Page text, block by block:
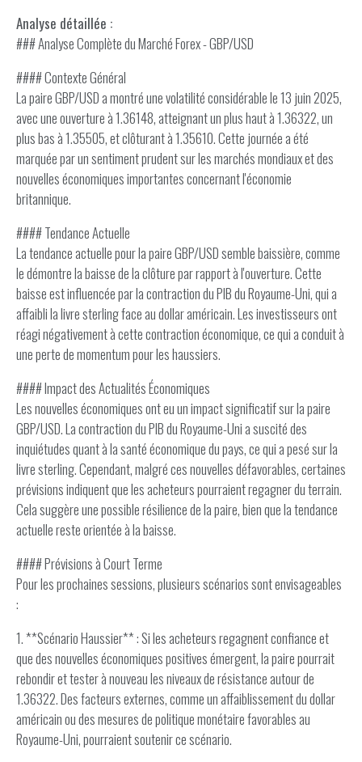
Analyse détaillée :
### Analyse Complète du Marché Forex - GBP/USD
#### Contexte Général
La paire GBP/USD a montré une volatilité considérable le 13 juin 2025,
avec une ouverture à 1.36148, atteignant un plus haut à 1.36322, un
plus bas à 1.35505, et clôturant à 1.35610. Cette journée a été
marquée par un sentiment prudent sur les marchés mondiaux et des
nouvelles économiques importantes concernant l'économie
britannique.
#### Tendance Actuelle
La tendance actuelle pour la paire GBP/USD semble baissière, comme
le démontre la baisse de la clôture par rapport à l'ouverture. Cette
baisse est influencée par la contraction du PIB du Royaume-Uni, qui a
affaibli la livre sterling face au dollar américain. Les investisseurs ont
réagi négativement à cette contraction économique, ce qui a conduit à
une perte de momentum pour les haussiers.
#### Impact des Actualités Économiques
Les nouvelles économiques ont eu un impact significatif sur la paire
GBP/USD. La contraction du PIB du Royaume-Uni a suscité des
inquiétudes quant à la santé économique du pays, ce qui a pesé sur la
livre sterling. Cependant, malgré ces nouvelles défavorables, certaines
prévisions indiquent que les acheteurs pourraient regagner du terrain.
Cela suggère une possible résilience de la paire, bien que la tendance
actuelle reste orientée à la baisse.
#### Prévisions à Court Terme
Pour les prochaines sessions, plusieurs scénarios sont envisageables
:
1. **Scénario Haussier** : Si les acheteurs regagnent confiance et
que des nouvelles économiques positives émergent, la paire pourrait
rebondir et tester à nouveau les niveaux de résistance autour de
1.36322. Des facteurs externes, comme un affaiblissement du dollar
américain ou des mesures de politique monétaire favorables au
Royaume-Uni, pourraient soutenir ce scénario.